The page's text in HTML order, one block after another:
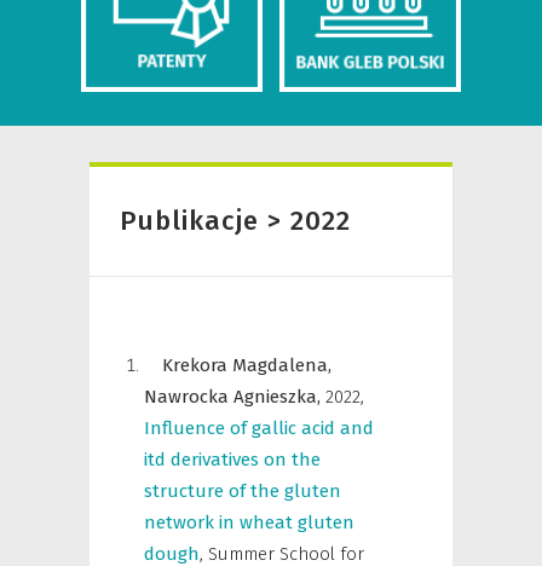
Publikacje > 2022
Krekora Magdalena,
Nawrocka Agnieszka, 2022,
Influence of gallic acid and
itd derivatives on the
structure of the gluten
network in wheat gluten
dough, Summer School for